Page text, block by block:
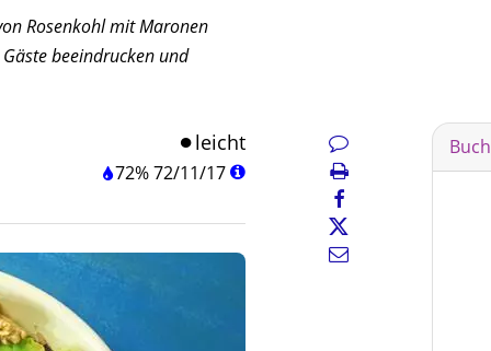
Rosenkohl mit Maronen
beeindrucken und
leicht
72%72/11/17
Buch